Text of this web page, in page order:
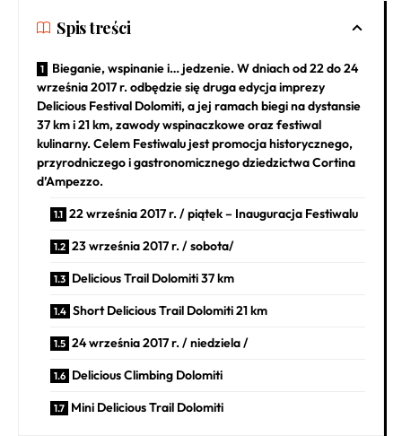
Spis treści
Bieganie, wspinanie i… jedzenie. W dniach od 22 do 24
września 2017 r. odbędzie się druga edycja imprezy
Delicious Festival Dolomiti, a jej ramach biegi na dystansie
37 km i 21 km, zawody wspinaczkowe oraz festiwal
kulinarny. Celem Festiwalu jest promocja historycznego,
przyrodniczego i gastronomicznego dziedzictwa Cortina
d’Ampezzo.
22 września 2017 r. / piątek – Inauguracja Festiwalu
23 września 2017 r. / sobota/
Delicious Trail Dolomiti 37 km
Short Delicious Trail Dolomiti 21 km
24 września 2017 r. / niedziela /
Delicious Climbing Dolomiti
Mini Delicious Trail Dolomiti